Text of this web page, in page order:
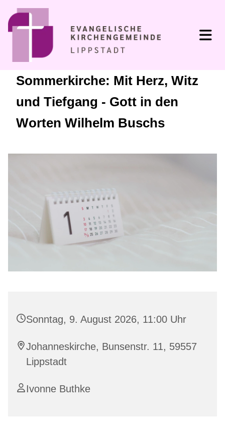
Sommerkirche: Mit Herz, Witz
und Tiefgang - Gott in den
Worten Wilhelm Buschs
Sonntag, 9. August 2026, 11:00 Uhr
Johanneskirche, Bunsenstr. 11, 59557
Lippstadt
Ivonne Buthke